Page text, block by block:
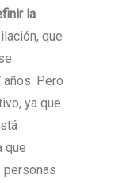
la
que
Pero
ya que
que